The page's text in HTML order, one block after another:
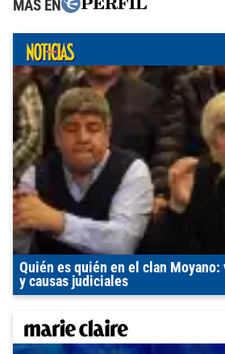
MÁS EN
Quién es quién en el clan
y causas judiciales